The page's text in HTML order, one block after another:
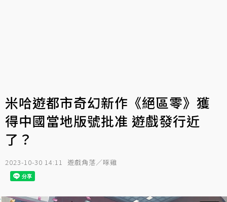
米哈遊都市奇幻新作《絕區零》獲
得中國當地版號批准 遊戲發行近
了？
2023-10-30 14:11 遊戲角落／啄雞